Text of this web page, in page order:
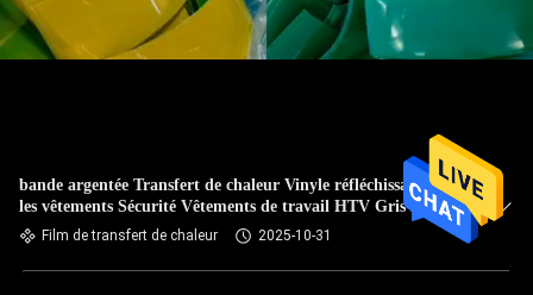
bande argentée Transfert de chaleur Vinyle réfléchissant Pour
les vêtements Sécurité Vêtements de travail HTV Gris Haute
visibilité
Film de transfert de chaleur 2025-10-31